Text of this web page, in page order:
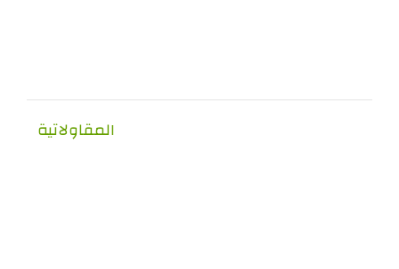
المقاولاتية